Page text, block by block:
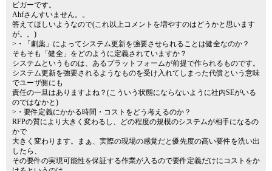
ビガーです。
Ahfさんすいません。。
答えてほしいようなので(これ以上コメントを増やすのはどうかと思います
が。。)
>・「劇薬」によってシステム更新を強要させられることは健全なのか？
そもそも「健全」をどのように定義されていますか？
システムというものは、あるプラットフォームが前提で作られるものです。
システム更新を強要されるようなものを受け入れてしまった代償という意味
でユーザ側にも
責任の一旦はありますよね？(こういう状態にならないように社内SEがいる
のではなかと)
>・要件定義にかかる時間・コストをどう考えるのか？
RFPの質により大きく変わるし、どの程度の規模のシステムが相手になるの
かで
大きく変わります。まぁ、実際の現場の感覚だと優先度の高い要件を洗い出
したら、
その要件の実現可能性を保証する作業が入るので要件定義だけにコストをか